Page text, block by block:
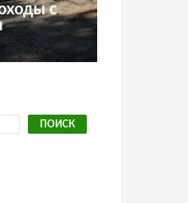
с
ПОИСК